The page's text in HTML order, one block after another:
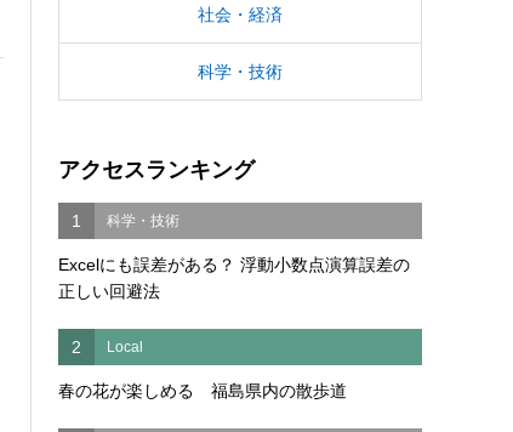
社会・経済
科学・技術
アクセスランキング
1 科学・技術
Excelにも誤差がある？ 浮動小数点演算誤差の
正しい回避法
2 Local
春の花が楽しめる 福島県内の散歩道